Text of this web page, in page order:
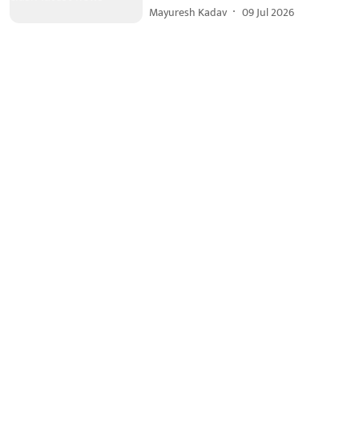
Mayuresh Kadav 09 Jul 2026